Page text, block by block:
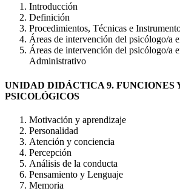
Introducción
Definición
Procedimientos, Técnicas e
Áreas de intervención del psicólogo/a
Áreas de intervención del psicólogo/a
Administrativo
UNIDAD DIDÁCTICA 9. FUNCIONES
PSICOLÓGICOS
Motivación y aprendizaje
Personalidad
Atención y conciencia
Percepción
Análisis de la conducta
Pensamiento y Lenguaje
Memoria